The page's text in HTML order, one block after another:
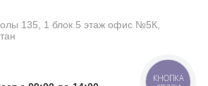
135, 1 блок 5 этаж офис №5К,
КНОПКА